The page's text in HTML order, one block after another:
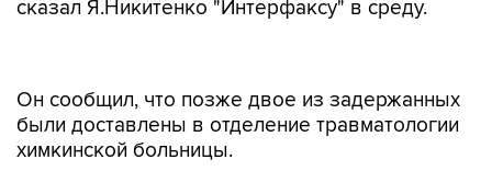
сказал Я.Никитенко "Интерфаксу" в среду.
Он сообщил, что позже двое из задержанных
были доставлены в отделение травматологии
химкинской больницы.